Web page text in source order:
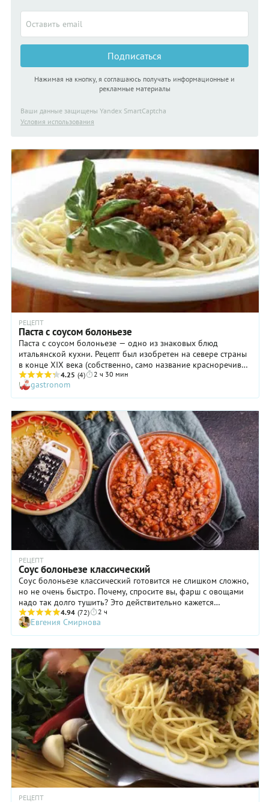
Подписаться
Нажимая на кнопку, я соглашаюсь получать информационные и
рекламные материалы
Ваши данные защищены Yandex SmartCaptcha
Условия использования
РЕЦЕПТ
Паста с соусом болоньезе
Паста с соусом болоньезе — одно из знаковых блюд
итальянской кухни. Рецепт был изобретен на севере страны
в конце XIX века (собственно, само название красноречиво
указывает на город Болонья). Говорят, что изначально в
составе соуса не было никакого мяса: только куриная
печень, трюфели и сливки. Но уже к середине XX века
болоньезе готовили из измельченной говядины и
помидоров, и именно эта версия приобрела всемирную
известность. Что же такого необычного в соусе болоньезе?
Да хотя бы то, что тушится он в течение 4–5 часов! И дело
здесь, разумеется, не в готовности мяса, а в однородности и
насыщенности вкуса, которые достигаются посредством
длительного томления на слабом огне. Наша версия рецепта
пасты с соусом болоньезе — облегченная, однако все
основные принципы приготовления этого замечательного
блюда в ней соблюдены.
4.25 (4) 2 ч 30 мин
gastronom
РЕЦЕПТ
Соус болоньезе классический
Соус болоньезе классический готовится не слишком сложно,
но не очень быстро. Почему, спросите вы, фарш с овощами
надо так долго тушить? Это действительно кажется
странным, ведь до готовности эти ингредиенты дойдут
минут за двадцать. Однако причина есть и весьма
значительная! Именно в процессе длительного тушения соус
болоньезе приобретает свой неповторимый вкус,
насыщенный аромат и правильную консистенцию. Все
ингредиенты будто бы растворяются друг в друге! Именно
такой соус болоньезе считается классическим, именно так
его готовят в Италии!
4.94 (72) 2 ч
Евгения Смирнова
РЕЦЕПТ